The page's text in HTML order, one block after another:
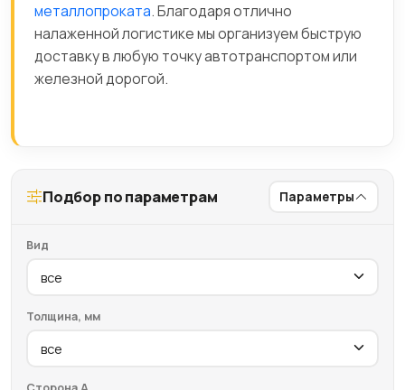
металлопроката. Благодаря отлично
налаженной логистике мы организуем быструю
доставку в любую точку автотранспортом или
железной дорогой.
Подбор по параметрам Параметры
Вид
Толщина, мм